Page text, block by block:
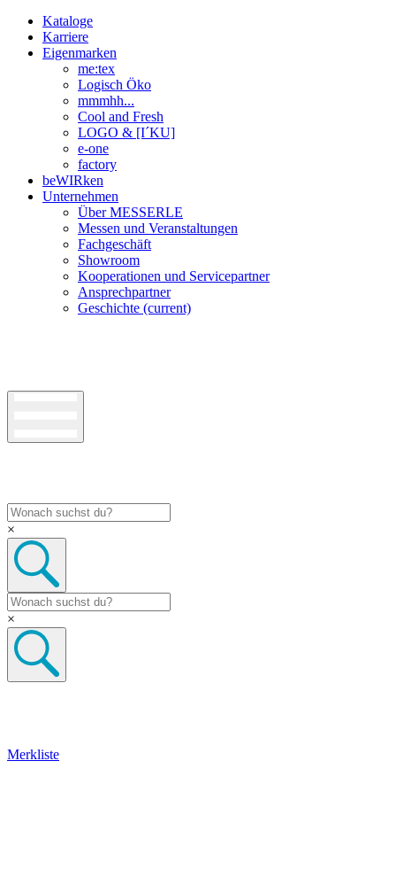
Kataloge
Karriere
Eigenmarken
me:tex
Logisch Öko
mmmhh...
Cool and Fresh
LOGO & [I´KU]
e-one
factory
beWIRken
Unternehmen
Über MESSERLE
Messen und Veranstaltungen
Fachgeschäft
Showroom
Kooperationen und Servicepartner
Ansprechpartner
Geschichte (current)
×
×
Merkliste